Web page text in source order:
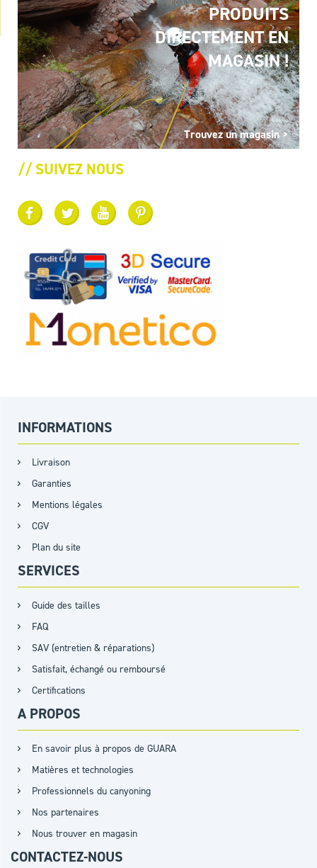
PRODUITS
DIRECTEMENT EN
MAGASIN !
Trouvez un magasin >
// SUIVEZ NOUS
INFORMATIONS
Livraison
Garanties
Mentions légales
CGV
Plan du site
SERVICES
Guide des tailles
FAQ
SAV (entretien & réparations)
Satisfait, échangé ou remboursé
Certifications
A PROPOS
En savoir plus à propos de GUARA
Matières et technologies
Professionnels du canyoning
Nos partenaires
Nous trouver en magasin
CONTACTEZ-NOUS